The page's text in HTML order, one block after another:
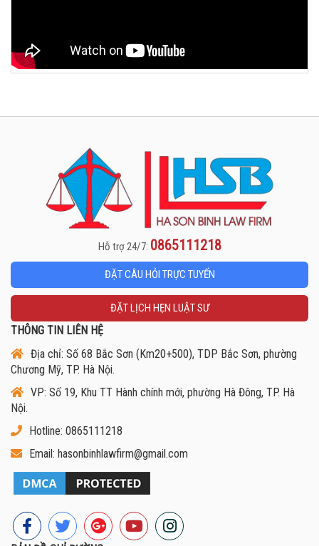
Hỗ trợ 24/7: 0865111218
ĐẶT CÂU HỎI TRỰC TUYẾN
ĐẶT LỊCH HẸN LUẬT SƯ
THÔNG TIN LIÊN HỆ
Địa chỉ: Số 68 Bắc Sơn (Km20+500), TDP Bắc Sơn, phường
Chương Mỹ, TP. Hà Nội.
VP: Số 19, Khu TT Hành chính mới, phường Hà Đông, TP. Hà
Nội.
Hotline: 0865111218
Email: hasonbinhlawfirm@gmail.com